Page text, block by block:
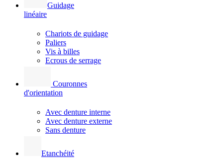
Guidage
linéaire
Chariots de guidage
Paliers
Vis à billes
Ecrous de serrage
Couronnes
d'orientation
Avec denture interne
Avec denture externe
Sans denture
Etanchéité